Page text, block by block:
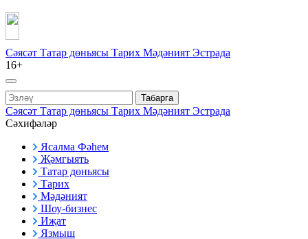
Сәясәт Татар дөньясы Тарих Мәдәният Эстрада
16+
Табарга
Сәясәт Татар дөньясы Тарих Мәдәният Эстрада
Сәхифәләр
Ясалма Фәһем
Җәмгыять
Татар дөньясы
Тарих
Мәдәният
Шоу-бизнес
Иҗат
Язмыш